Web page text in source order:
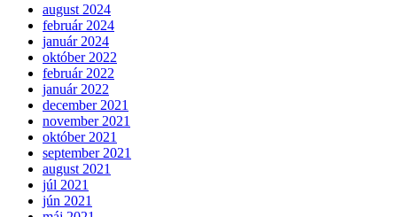
august 2024
február 2024
január 2024
október 2022
február 2022
január 2022
december 2021
november 2021
október 2021
september 2021
august 2021
júl 2021
jún 2021